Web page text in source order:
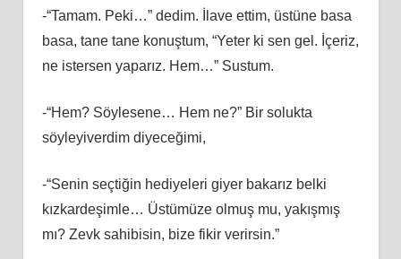
-“Tamam. Peki…” dedim. İlave ettim, üstüne basa
basa, tane tane konuştum, “Yeter ki sen gel. İçeriz,
ne istersen yaparız. Hem…” Sustum.
-“Hem? Söylesene… Hem ne?” Bir solukta
söyleyiverdim diyeceğimi,
-“Senin seçtiğin hediyeleri giyer bakarız belki
kızkardeşimle… Üstümüze olmuş mu, yakışmış
mı? Zevk sahibisin, bize fikir verirsin.”